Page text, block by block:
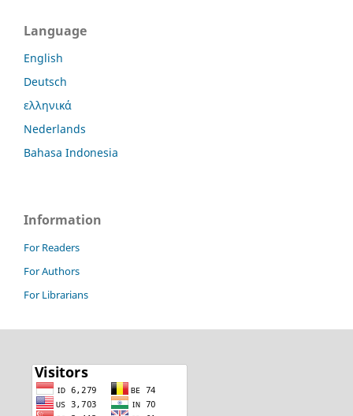
Language
English
Deutsch
ελληνικά
Nederlands
Bahasa Indonesia
Information
For Readers
For Authors
For Librarians